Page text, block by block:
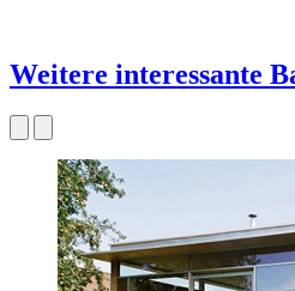
Weitere interessante